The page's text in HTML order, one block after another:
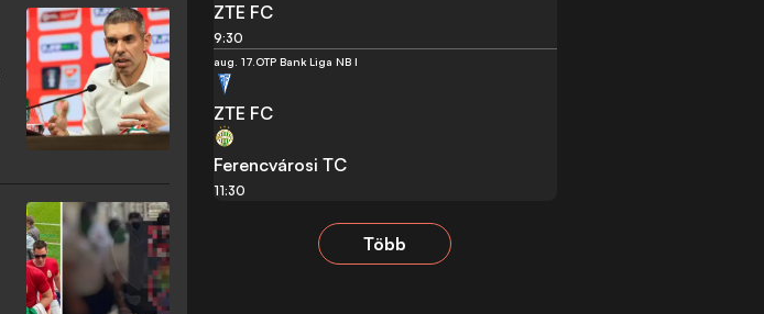
ZTE FC
9:30
aug. 17. OTP Bank Liga NB I
ZTE FC
Ferencvárosi TC
11:30
Több